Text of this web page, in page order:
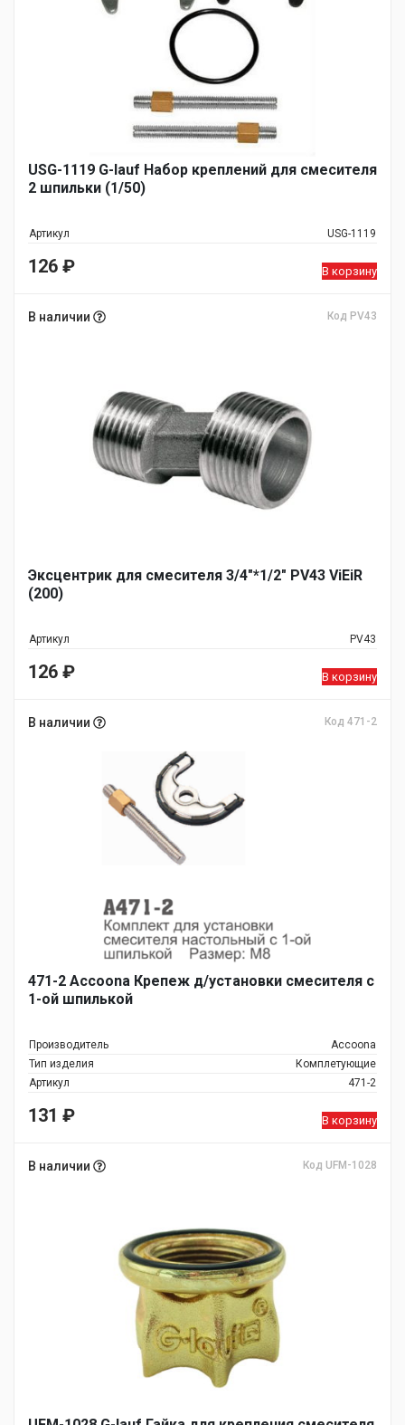
USG-1119 G-lauf Набор креплений для смесителя
2 шпильки (1/50)
Артикул USG-1119
126 ₽ В корзину
В наличии Код PV43
Эксцентрик для смесителя 3/4"*1/2" PV43 ViEiR
(200)
Артикул PV43
126 ₽ В корзину
В наличии Код 471-2
471-2 Accoona Крепеж д/установки смесителя с
1-ой шпилькой
Производитель
Accoona
Тип изделия
Комплетующие
Артикул
471-2
131 ₽ В корзину
В наличии Код UFM-1028